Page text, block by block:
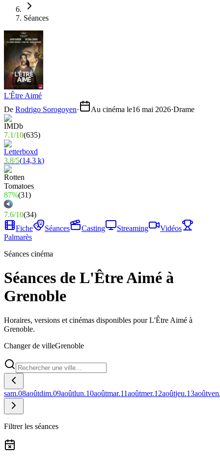
Séances
L'Être Aimé
De Rodrigo Sorogoyen· Au cinéma le16 mai 2026·Drame
7.1/10(635)
3.8/5(14,3 k)
87%(31)
7.6/10(34)
Fiche
Séances Casting Streaming
Vidéos
Palmarès
Séances cinéma
Séances de L'Être Aimé à
Grenoble
Horaires, versions et cinémas disponibles pour L'Être Aimé à
Grenoble.
Changer de villeGrenoble
sam.08aoûtdim.09aoûtlun.10aoûtmar.11aoûtmer.12aoûtjeu.13août
Filtrer les séances